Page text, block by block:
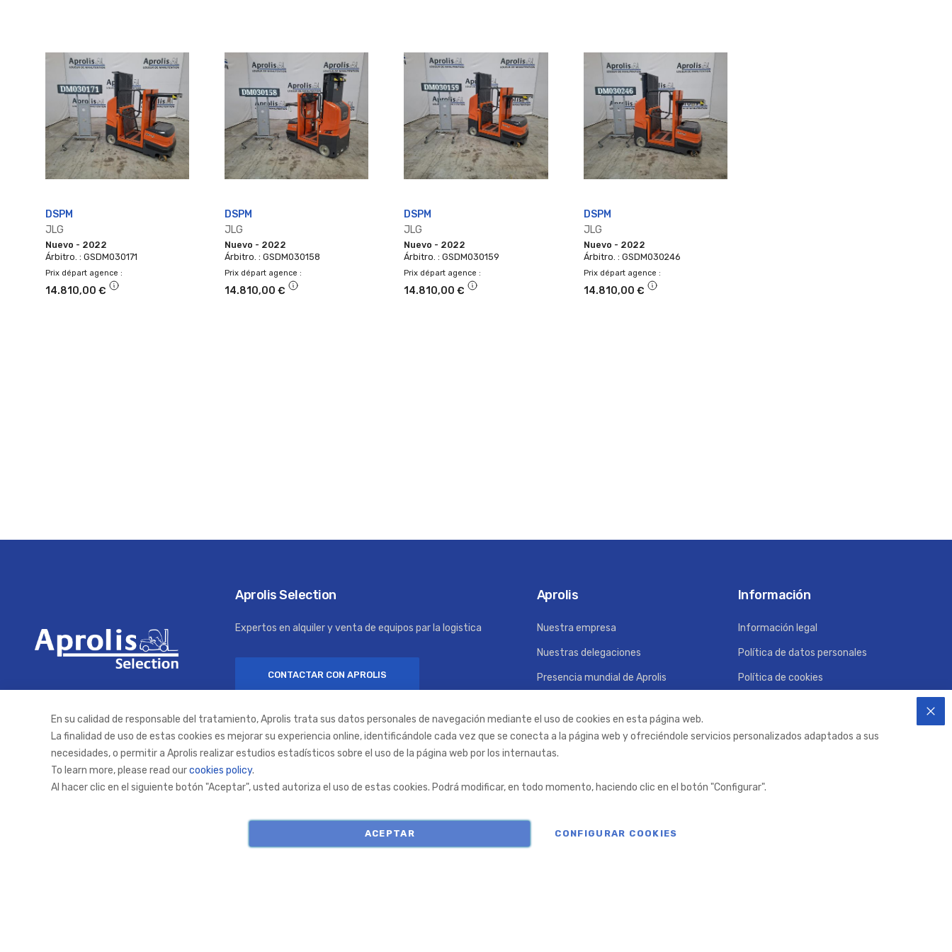
DSPM
JLG
Nuevo - 2022
Árbitro. : GSDM030171
Prix départ agence
14.810,00 €
DSPM
JLG
Nuevo - 2022
Árbitro. : GSDM030158
Prix départ agence
14.810,00 €
DSPM
JLG
Nuevo - 2022
Árbitro. : GSDM030159
Prix départ agence
14.810,00 €
DSPM
JLG
Nuevo - 2022
Árbitro. : GSDM030246
Prix départ agence
14.810,00 €
Aprolis Selection
Expertos en alquiler y venta de equipos par la logistica
CONTACTAR CON APROLIS
Aprolis
Nuestra empresa
Nuestras delegaciones
Presencia mundial de Aprolis
Información
Información legal
Política de datos personales
Política de cookies
COPYRIGHT © APROLIS 2026
En su calidad de responsable del tratamiento, Aprolis trata sus datos personales de navegación mediante el uso de cookies en esta página web.
La finalidad de uso de estas cookies es mejorar su experiencia online, identificándole cada vez que se conecta a la página web y ofreciéndole servicios personalizados adaptados a sus
necesidades, o permitir a Aprolis realizar estudios estadísticos sobre el uso de la página web por los internautas.
To learn more, please read ourcookies policy.
Al hacer clic en el siguiente botón "Aceptar", usted autoriza el uso de estas cookies. Podrá modificar, en todo momento, haciendo clic en el botón "Configurar".
ACEPTAR CONFIGURAR COOKIES